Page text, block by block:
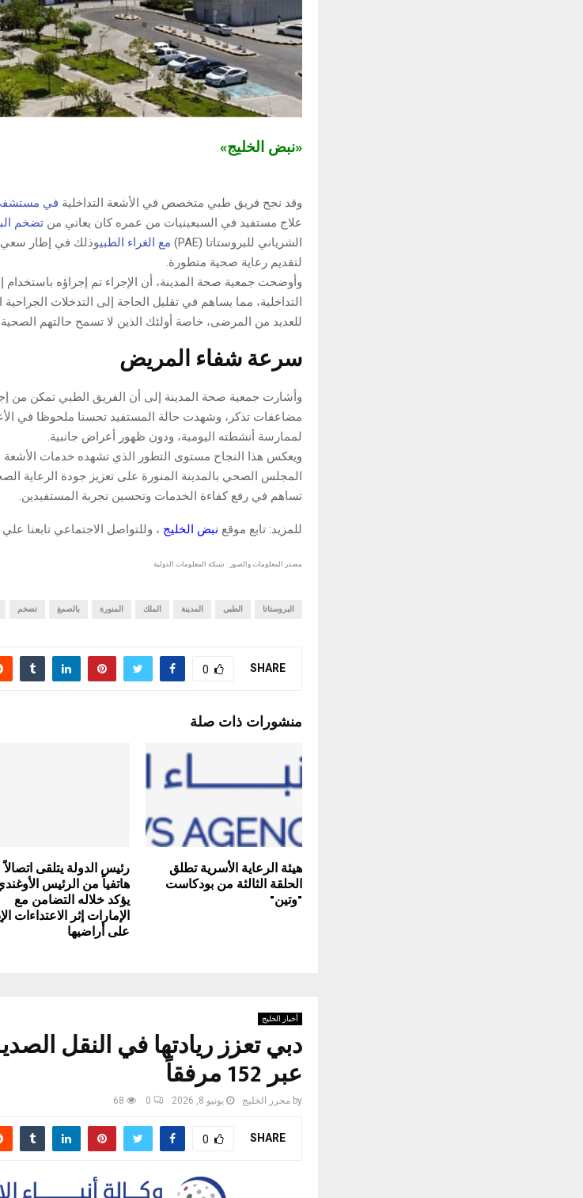
«نبض الخليج»
وقد نجح فريق طبي متخصص في الأشعة التداخلية في
علاج مستفيد في السبعينيات من عمره كان يعاني من تضخم
الشرياني للبروستاتا (PAE)
مع الغراء الطبيوذلك في إطار سعي
لتقديم رعاية صحية متطورة.
وأوضحت جمعية صحة المدينة، أن الإجراء تم إجراؤه
التداخلية، مما يساهم في تقليل الحاجة إلى التدخلات الجراحية
للعديد من المرضى، خاصة أولئك الذين لا تسمح حالتهم الصحية
سرعة شفاء المريض
وأشارت جمعية صحة المدينة إلى أن الفريق الطبي تمكن من
مضاعفات تذكر، وشهدت حالة المستفيد تحسنا ملحوظا في
لممارسة أنشطته اليومية، ودون ظهور أعراض جانبية.
ويعكس هذا النجاح مستوى التطور الذي تشهده خدمات
المجلس الصحي بالمدينة المنورة على تعزيز جودة الرعاية
تساهم في رفع كفاءة الخدمات وتحسين تجربة المستفيدين.
للمزيد: تابع موقع نبض الخليج ، وللتواصل الاجتماعي تابعنا علي
مصدر المعلومات والصور : شبكة المعلومات الدولية
البروستاتا الطبي المدينة الملك المنورة بالصمغ تضخم
SHARE
0
منشورات ذات صلة
هيئة الرعاية الأسرية تطلق
الحلقة الثالثة من بودكاست
"وتين"
رئيس الدولة يتلقى اتصالاً
هاتفياً من الرئيس
يؤكد خلاله التضامن مع
الإمارات إثر الاعتداءات
على أراضيها
أخبار الخليج
دبي تعزز ريادتها في النقل
عبر 152 مرفقاً
by محرر الخليج يونيو 8, 2026 0
68
SHARE
0